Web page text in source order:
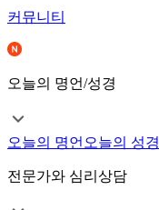
커뮤니티
오늘의 명언/성경
오늘의 명언 오늘의 성경
전문가와 심리상담